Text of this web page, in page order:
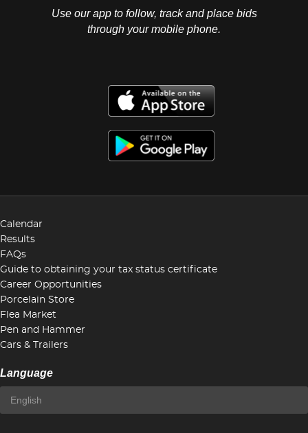
Use our app to follow, track and place bids
through your mobile phone.
Calendar
Results
FAQs
Guide to obtaining your tax status certificate
Career Opportunities
Porcelain Store
Flea Market
Pen and Hammer
Cars & Trailers
Language